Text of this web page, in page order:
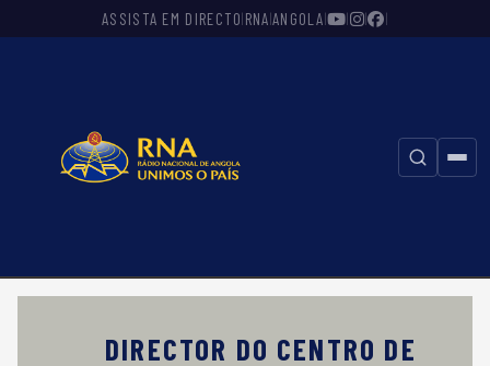
ASSISTA EM DIRECTO|RNA|ANGOLA| | | |
⚲
DIRECTOR DO CENTRO DE